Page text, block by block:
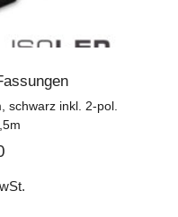
schwarz inkl. 2-pol.